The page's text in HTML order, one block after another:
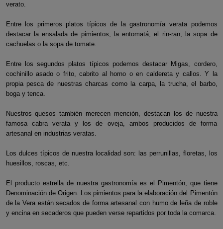
verato.
Entre los primeros platos típicos de la gastronomía verata podemos
destacar la ensalada de pimientos, la entomatá, el rin-ran, la sopa de
cachuelas o la sopa de tomate.
Entre los segundos platos típicos podemos destacar Migas, cordero,
cochinillo asado o frito, cabrito al horno o en caldereta y callos. Y la
propia pesca de nuestras charcas como la carpa, la trucha, el barbo,
boga y tenca.
Nuestros quesos también merecen mención, destacan los de nuestra
famosa cabra verata y los de oveja, ambos producidos de forma
artesanal en industrias veratas.
Los dulces típicos de nuestra localidad son: las perrunillas, floretas, los
huesillos, roscas, etc.
El producto estrella de nuestra gastronomía es el Pimentón, que tiene
Denominación de Origen. Los pimientos para la elaboración del Pimentón
de la Vera están secados de forma artesanal con humo de leña de roble
y encina en secaderos que pueden verse repartidos por toda la comarca.